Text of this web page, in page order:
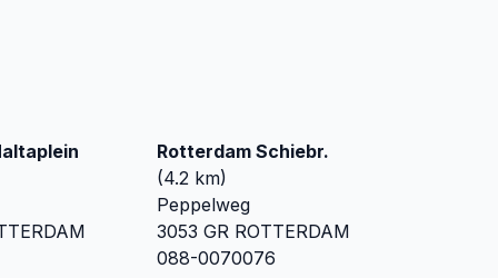
Rotterdam Schiebr.
(4.2km)
Peppelweg
3053 GR ROTTERDAM
088-0070076